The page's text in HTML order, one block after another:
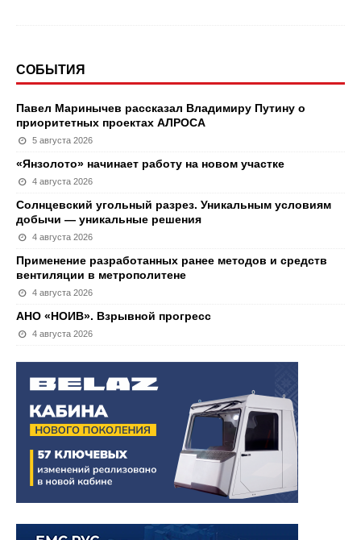
СОБЫТИЯ
Павел Маринычев рассказал Владимиру Путину о
приоритетных проектах АЛРОСА
5 августа 2026
«Янзолото» начинает работу на новом участке
4 августа 2026
Солнцевский угольный разрез. Уникальным условиям
добычи — уникальные решения
4 августа 2026
Применение разработанных ранее методов и средств
вентиляции в метрополитене
4 августа 2026
АНО «НОИВ». Взрывной прогресс
4 августа 2026